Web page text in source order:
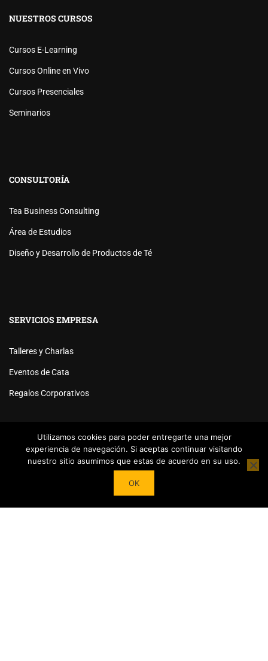
NUESTROS CURSOS
Cursos E-Learning
Cursos Online en Vivo
Cursos Presenciales
Seminarios
CONSULTORÍA
Tea Business Consulting
Área de Estudios
Diseño y Desarrollo de Productos de Té
SERVICIOS EMPRESA
Talleres y Charlas
Eventos de Cata
Regalos Corporativos
Powered byTea Institute Latinoamérica ® 2026. Todos Los
Utilizamos cookies para poder entregarte una mejor
experiencia de navegación. Si aceptas continuar visitando
nuestro sitio asumimos que estas de acuerdo en su uso.
OK